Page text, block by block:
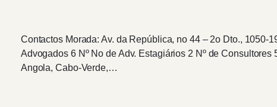
Contactos Morada: Av. da República, no 44 – 2o Dto., 1050-
Advogados 6 Nº No de Adv. Estagiários 2 Nº de
Angola, Cabo-Verde,…